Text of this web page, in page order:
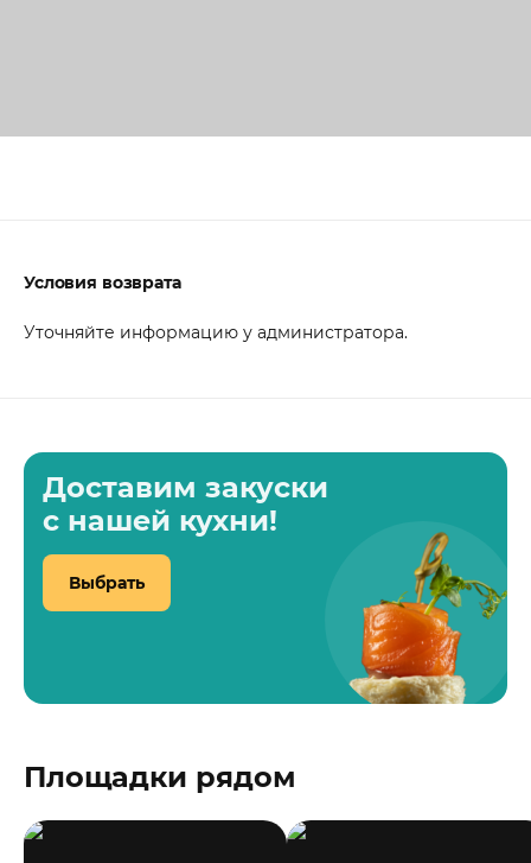
Условия возврата
Уточняйте информацию у администратора.
Доставим закуски
с нашей кухни!
Выбрать
Площадки рядом